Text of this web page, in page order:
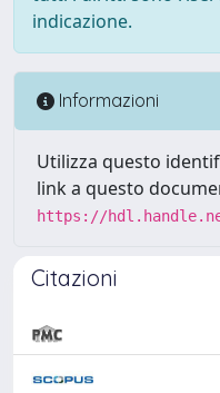
indicazione.
Informazioni
Utilizza questo
link a questo
https://
Citazioni